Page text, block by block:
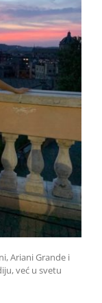
Ariani Grande i
već u svetu